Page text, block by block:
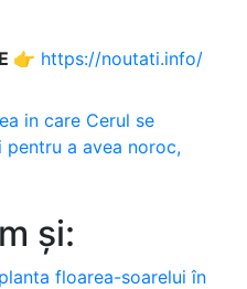
👉 https://noutati.info/
in care Cerul se
pentru a avea noroc,
și:
floarea-soarelui în